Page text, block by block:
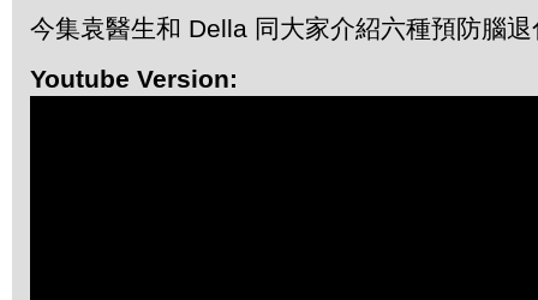
今集袁醫生和 Della 同大家介紹六種預防腦
Youtube Version: